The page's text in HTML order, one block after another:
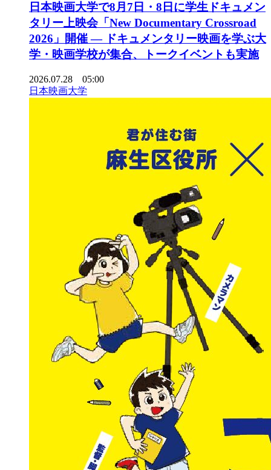
日本映画大学で8月7日・8日に学生ドキュメン
タリー上映会「New Documentary Crossroad
2026」開催 ― ドキュメンタリー映画を学ぶ大
学・映画学校が集合、トークイベントも実施
2026.07.28 05:00
日本映画大学